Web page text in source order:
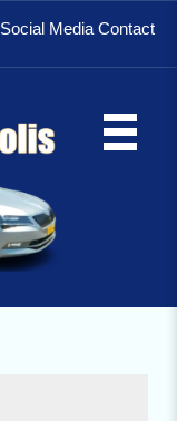
Social Media Contact